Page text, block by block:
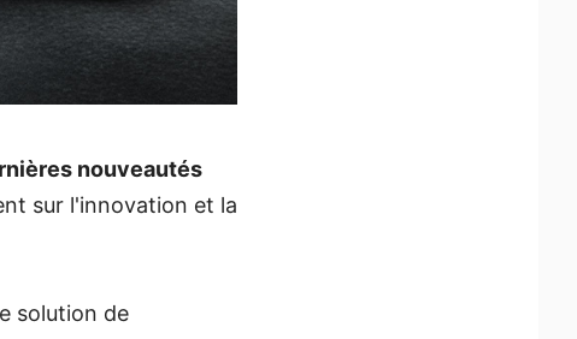
nouveautés
sur l'innovation et la
solution de